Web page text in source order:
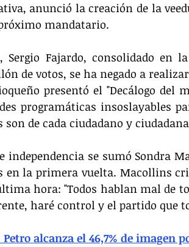
anunció la creación de la
mandatario.
Sergio Fajardo, consolidado en
de votos, se ha negado a
presentó el "Decálogo del
programáticas insoslayables
son de cada ciudadano y
independencia se sumó Sondra
en la primera vuelta. Macollins
hora: "Todos hablan mal de
haré control y el partido que
alcanza el 46,7% de imagen